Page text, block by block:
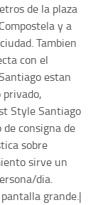
de la plaza
y a
Tambien
con el
estan
Style Santiago
consigna de
sobre
sirve un
dia.
grande.|